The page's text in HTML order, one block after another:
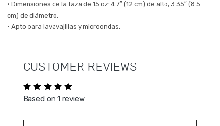
• Dimensiones de la taza de 15 oz: 4.7″ (12 cm) de alto, 3.35″ (8.5
cm) de diámetro.
• Apto para lavavajillas y microondas.
CUSTOMER REVIEWS
Based on 1 review